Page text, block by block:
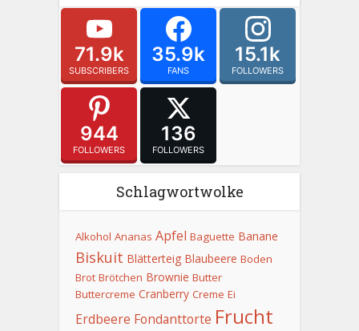
71.9k
SUBSCRIBERS
35.9k
FANS
15.1k
FOLLOWERS
944
FOLLOWERS
136
FOLLOWERS
Schlagwortwolke
Alkohol Ananas Apfel Baguette Banane
Biskuit Blätterteig Blaubeere Boden
Brot Brötchen Brownie Butter
Buttercreme Cranberry Creme Ei
Erdbeere Fondanttorte Frucht